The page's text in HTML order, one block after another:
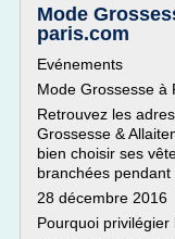
Mode
paris.com
Evénements
Mode Grossesse à
Retrouvez les
Grossesse &
bien choisir ses
branchées
28 décembre 2016
Pourquoi